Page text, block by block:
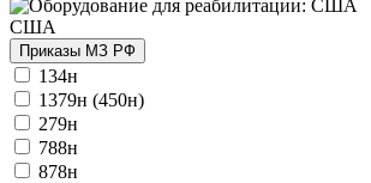
США
Приказы МЗ РФ
134н
1379н (450н)
279н
788н
878н